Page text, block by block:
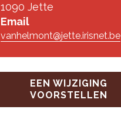
1090 Jette
Email
vanhelmont@jette.irisnet.be
EEN WIJZIGING
VOORSTELLEN